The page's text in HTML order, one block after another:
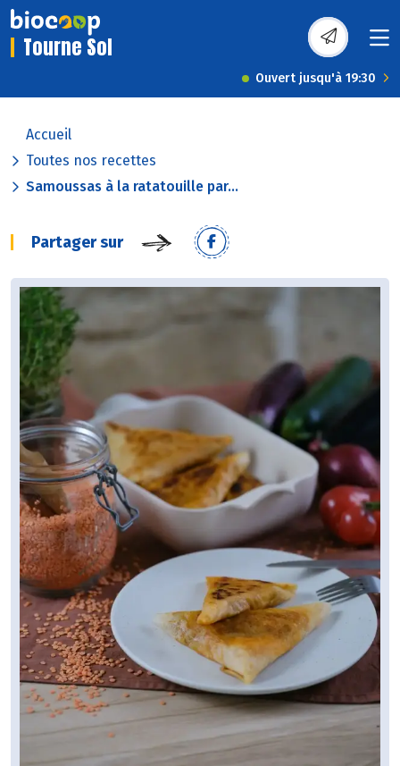
Tourne Sol
Ouvert jusqu'à 19:30
Accueil
Toutes nos recettes
Samoussas à la ratatouille par...
Partager sur